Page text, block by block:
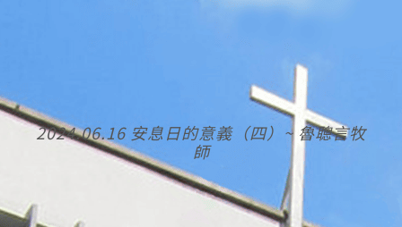
2024.06.16 安息日的意義（四）~ 魯聰言牧
師